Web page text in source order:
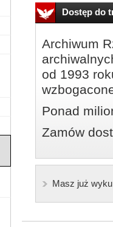
Dostęp do
Archiwum
od 1993
Ponad
Zamów
Masz już